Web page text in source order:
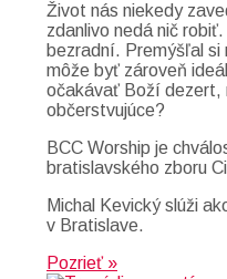
Život nás niekedy
zdanlivo nedá nič
bezradní. Premýšľal
môže byť zároveň
očakávať Boží dezert,
občerstvujúce?
BCC Worship je
bratislavského zboru
Michal Kevický slúži
v Bratislave.
Pozrieť »